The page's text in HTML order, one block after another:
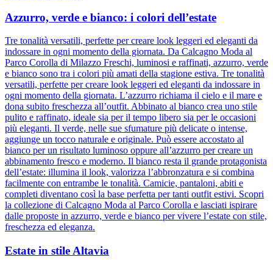
Azzurro, verde e bianco: i colori dell’estate
Tre tonalità versatili, perfette per creare look leggeri ed eleganti da
indossare in ogni momento della giornata. Da Calcagno Moda al
Parco Corolla di Milazzo Freschi, luminosi e raffinati, azzurro, verde
e bianco sono tra i colori più amati della stagione estiva. Tre tonalità
versatili, perfette per creare look leggeri ed eleganti da indossare in
ogni momento della giornata. L’azzurro richiama il cielo e il mare e
dona subito freschezza all’outfit. Abbinato al bianco crea uno stile
pulito e raffinato, ideale sia per il tempo libero sia per le occasioni
più eleganti. Il verde, nelle sue sfumature più delicate o intense,
aggiunge un tocco naturale e originale. Può essere accostato al
bianco per un risultato luminoso oppure all’azzurro per creare un
abbinamento fresco e moderno. Il bianco resta il grande protagonista
dell’estate: illumina il look, valorizza l’abbronzatura e si combina
facilmente con entrambe le tonalità. Camicie, pantaloni, abiti e
completi diventano così la base perfetta per tanti outfit estivi. Scopri
la collezione di Calcagno Moda al Parco Corolla e lasciati ispirare
dalle proposte in azzurro, verde e bianco per vivere l’estate con stile,
freschezza ed eleganza.
Estate in stile Altavia